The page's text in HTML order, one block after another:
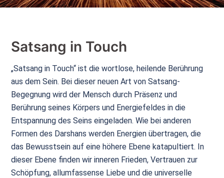
Satsang in Touch
„Satsang in Touch“ ist die wortlose, heilende Berührung
aus dem Sein. Bei dieser neuen Art von Satsang-
Begegnung wird der Mensch durch Präsenz und
Berührung seines Körpers und Energiefeldes in die
Entspannung des Seins eingeladen. Wie bei anderen
Formen des Darshans werden Energien übertragen, die
das Bewusstsein auf eine höhere Ebene katapultiert. In
dieser Ebene finden wir inneren Frieden, Vertrauen zur
Schöpfung, allumfassense Liebe und die universelle